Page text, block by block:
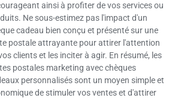
ainsi à profiter de vos services ou
Ne sous-estimez pas l'impact d'un
cadeau bien conçu et présenté sur une
postale attrayante pour attirer l'attention
clients et les inciter à agir. En résumé, les
postales marketing avec chèques
personnalisés sont un moyen simple et
de stimuler vos ventes et d'attirer